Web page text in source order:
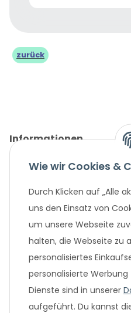
zurück
Informationen
Gesetzliche
Unternehmen
Beliebte Angebote
Wie wir Cookies &
Durch Klicken auf „Alle
uns den Einsatz von
um unsere Webseite
halten, die Webseite zu
personalisiertes
personalisierte
Dienste sind in unserer
aufgeführt. Du kannst